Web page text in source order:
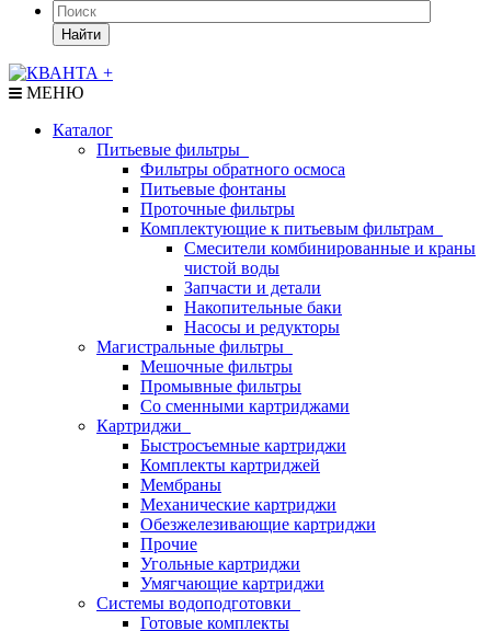
Найти
МЕНЮ
Каталог
Питьевые фильтры
Фильтры обратного осмоса
Питьевые фонтаны
Проточные фильтры
Комплектующие к питьевым фильтрам
Смесители комбинированные и краны
чистой воды
Запчасти и детали
Накопительные баки
Насосы и редукторы
Магистральные фильтры
Мешочные фильтры
Промывные фильтры
Со сменными картриджами
Картриджи
Быстросъемные картриджи
Комплекты картриджей
Мембраны
Механические картриджи
Обезжелезивающие картриджи
Прочие
Угольные картриджи
Умягчающие картриджи
Системы водоподготовки
Готовые комплекты